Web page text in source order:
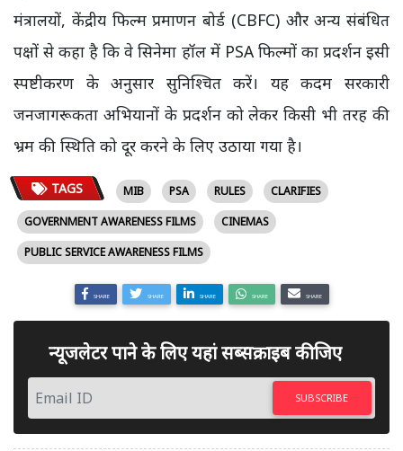
मंत्रालयों, केंद्रीय फिल्म प्रमाणन बोर्ड (CBFC) और अन्य संबंधित
पक्षों से कहा है कि वे सिनेमा हॉल में PSA फिल्मों का प्रदर्शन इसी
स्पष्टीकरण के अनुसार सुनिश्चित करें। यह कदम सरकारी
जनजागरूकता अभियानों के प्रदर्शन को लेकर किसी भी तरह की
भ्रम की स्थिति को दूर करने के लिए उठाया गया है।
TAGS MIB PSA RULES
CLARIFIES
GOVERNMENT AWARENESS FILMS
CINEMAS
PUBLIC SERVICE AWARENESS FILMS
SHARE SHARE SHARE SHARE SHARE
न्यूजलेटर पाने के लिए यहां सब्सक्राइब कीजिए
SUBSCRIBE